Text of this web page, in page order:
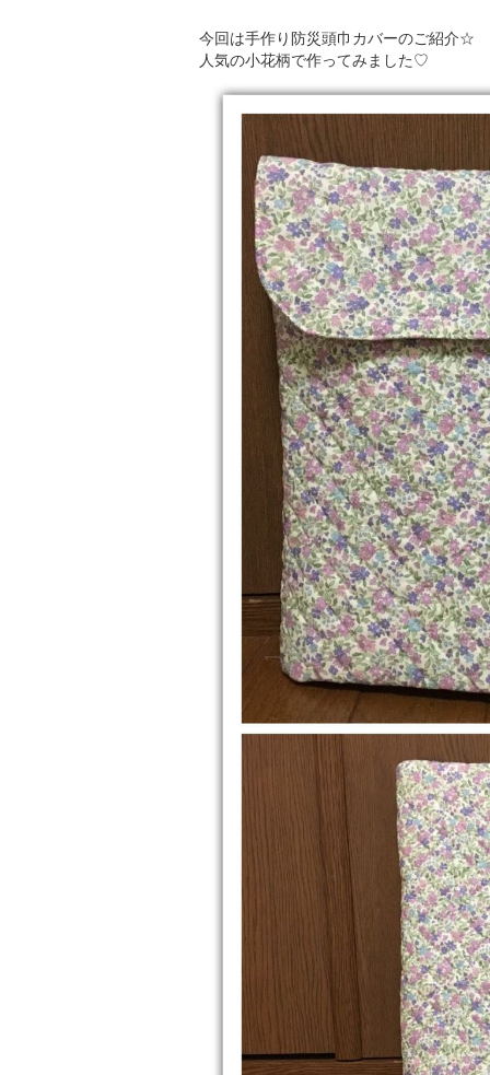
今回は手作り防災頭巾カバーのご紹介☆
人気の小花柄で作ってみました♡